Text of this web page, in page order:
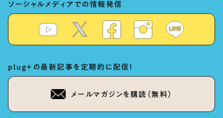
ソーシャルメディアでの情報発信
plug+の最新記事を定期的に配信！
メールマガジンを購読（無料）